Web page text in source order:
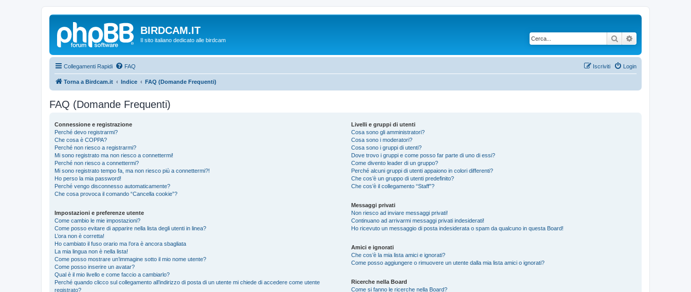
BIRDCAM.IT
Il sito italiano dedicato alle birdcam Cerca
Collegamenti Rapidi FAQ Login
Iscriviti
Torna a Birdcam.it Indice FAQ (Domande Frequenti)
FAQ (Domande Frequenti)
Connessione e registrazione
Perché devo registrarmi?
Che cosa è COPPA?
Perché non riesco a registrarmi?
Mi sono registrato ma non riesco a connettermi!
Perché non riesco a connettermi?
Mi sono registrato tempo fa, ma non riesco più a connettermi?!
Ho perso la mia password!
Perché vengo disconnesso automaticamente?
Che cosa provoca il comando “Cancella cookie”?
Impostazioni e preferenze utente
Come cambio le mie impostazioni?
Come posso evitare di apparire nella lista degli utenti in linea?
L’ora non è corretta!
Ho cambiato il fuso orario ma l’ora è ancora sbagliata
La mia lingua non è nella lista!
Come posso mostrare un’immagine sotto il mio nome utente?
Come posso inserire un avatar?
Qual è il mio livello e come faccio a cambiarlo?
Perché quando clicco sul collegamento all’indirizzo di posta di un utente mi chiede di accedere come utente
registrato?
Livelli e gruppi di utenti
Cosa sono gli amministratori?
Cosa sono i moderatori?
Cosa sono i gruppi di utenti?
Dove trovo i gruppi e come posso far parte di uno di essi?
Come divento leader di un gruppo?
Perché alcuni gruppi di utenti appaiono in colori differenti?
Che cos’è un gruppo di utenti predefinito?
Che cos’è il collegamento “Staff”?
Messaggi privati
Non riesco ad inviare messaggi privati!
Continuano ad arrivarmi messaggi privati indesiderati!
Ho ricevuto un messaggio di posta indesiderata o spam da qualcuno in questa Board!
Amici e ignorati
Che cos’è la mia lista amici e ignorati?
Come posso aggiungere o rimuovere un utente dalla mia lista amici o ignorati?
Ricerche nella Board
Come si fanno le ricerche nella Board?